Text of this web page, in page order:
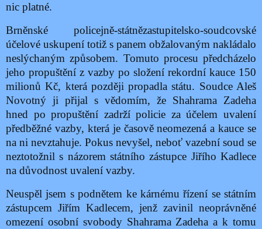
nic platné.
Brněnské policejně-státnězastupitelsko-soudcovské
účelové uskupení totiž s panem obžalovaným nakládalo
neslýchaným způsobem. Tomuto procesu předcházelo
jeho propuštění z vazby po složení rekordní kauce 150
milionů Kč, která později propadla státu. Soudce Aleš
Novotný ji přijal s vědomím, že Shahrama Zadeha
hned po propuštění zadrží policie za účelem uvalení
předběžné vazby, která je časově neomezená a kauce se
na ni nevztahuje. Pokus nevyšel, neboť vazební soud se
neztotožnil s názorem státního zástupce Jiřího Kadlece
na důvodnost uvalení vazby.
Neuspěl jsem s podnětem ke kárnému řízení se státním
zástupcem Jiřím Kadlecem, jenž zavinil neoprávněné
omezení osobní svobody Shahrama Zadeha a k tomu